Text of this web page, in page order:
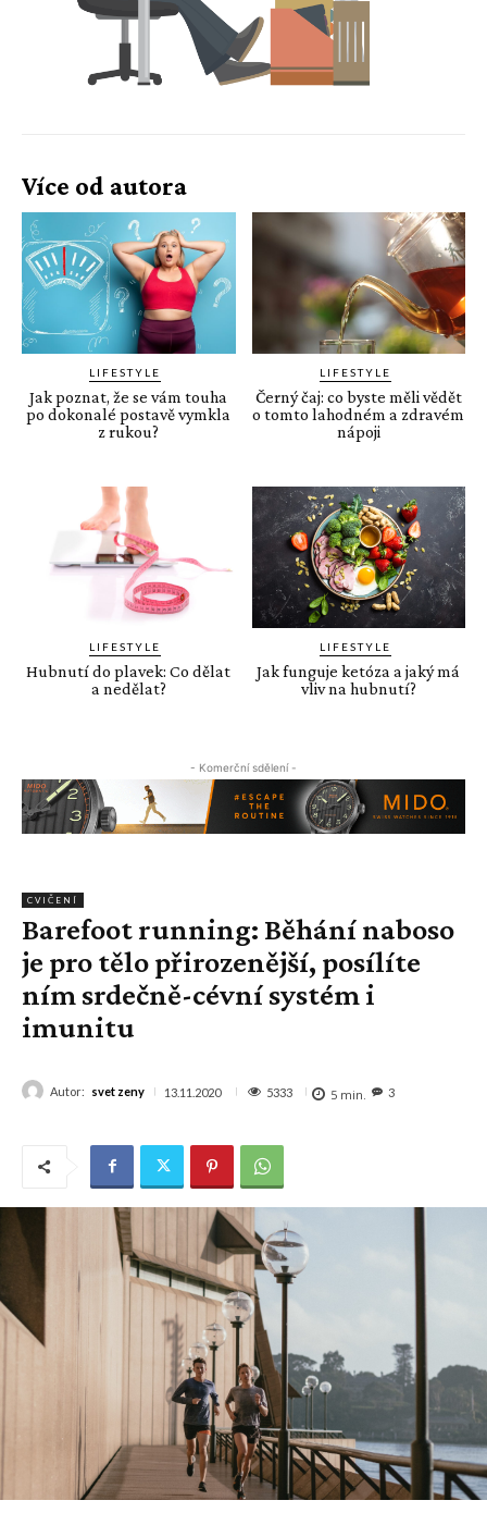
Více od autora
LIFESTYLE
Jak poznat, že se vám touha
po dokonalé postavě vymkla
z rukou?
LIFESTYLE
Černý čaj: co byste měli vědět
o tomto lahodném a zdravém
nápoji
LIFESTYLE
Hubnutí do plavek: Co dělat
a nedělat?
LIFESTYLE
Jak funguje ketóza a jaký má
vliv na hubnutí?
- Komerční sdělení -